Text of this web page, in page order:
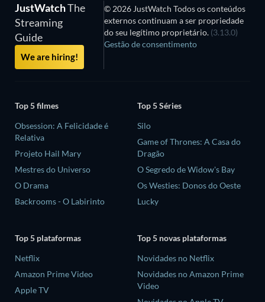
JustWatchThe
Streaming
Guide
We are hiring!
© 2026 JustWatch Todos os conteúdos
externos continuam a ser propriedade
do seu legítimo proprietário. (3.13.0)
Gestão de consentimento
Top 5 filmes
Obsession: A Felicidade é
Relativa
Projeto Hail Mary
Mestres do Universo
O Drama
Backrooms - O Labirinto
Top 5 Séries
Silo
Game of Thrones: A Casa do
Dragão
O Segredo de Widow's Bay
Os Westies: Donos do Oeste
Lucky
Top 5 plataformas
Netflix
Amazon Prime Video
Apple TV
Top 5 novas plataformas
Novidades no Netflix
Novidades no Amazon Prime
Video